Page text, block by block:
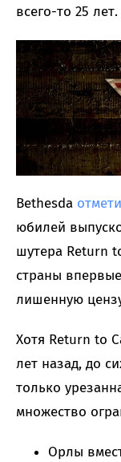
всего-то 25 лет.
Bethesda
юбилей
шутера Return
страны
лишенную
Хотя Return to
лет назад, до
только
множество
Орлы